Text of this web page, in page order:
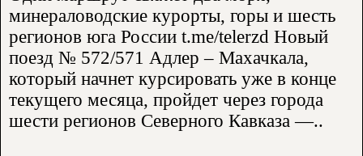
минераловодские курорты, горы и шесть
регионов юга России t.me/telerzd Новый
поезд № 572/571 Адлер – Махачкала,
который начнет курсировать уже в конце
текущего месяца, пройдет через города
шести регионов Северного Кавказа —..